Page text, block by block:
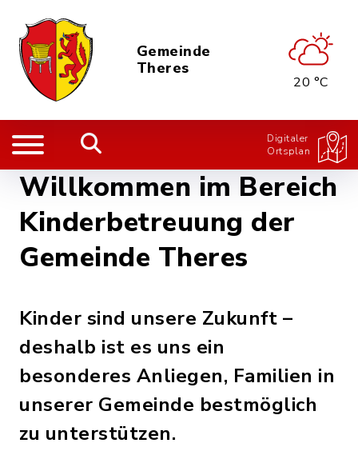
Gemeinde
Theres
20 °C
Digitaler
Ortsplan
Willkommen im Bereich
Kinderbetreuung der
Gemeinde Theres
Kinder sind unsere Zukunft –
deshalb ist es uns ein
besonderes Anliegen, Familien in
unserer Gemeinde bestmöglich
zu unterstützen.